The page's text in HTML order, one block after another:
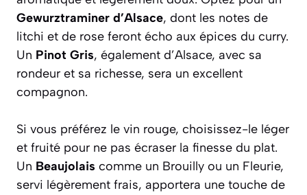
Gewurztraminer d’Alsace, dont les notes de
litchi et de rose feront écho aux épices du curry.
Un Pinot Gris, également d’Alsace, avec sa
rondeur et sa richesse, sera un excellent
compagnon.
Si vous préférez le vin rouge, choisissez-le léger
et fruité pour ne pas écraser la finesse du plat.
Un Beaujolais comme un Brouilly ou un Fleurie,
servi légèrement frais, apportera une touche de